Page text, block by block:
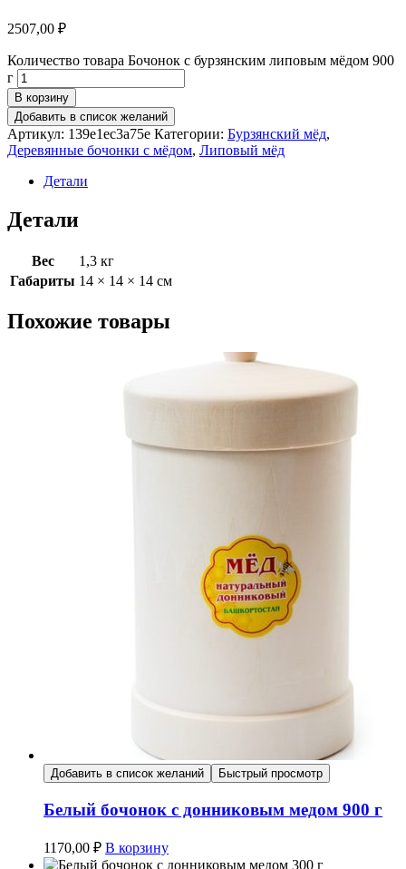
2507,00 ₽
Количество товара Бочонок с бурзянским липовым мёдом 900
г
В корзину
Добавить в список желаний
Артикул: 139e1ec3a75e Категории: Бурзянский мёд,
Деревянные бочонки с мёдом, Липовый мёд
Детали
Детали
Вес
1,3 кг
Габариты 14 × 14 × 14 см
Похожие товары
Добавить в список желаний Быстрый просмотр
Белый бочонок с донниковым медом 900 г
1170,00 ₽ В корзину